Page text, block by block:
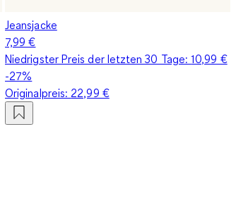
Jeansjacke
7,99 €
Niedrigster Preis der letzten 30 Tage:10,99 €
-27%
Originalpreis: 22,99 €